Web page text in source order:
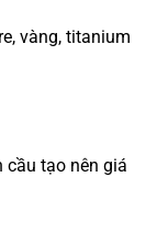
vàng, titanium
cầu tạo nên giá